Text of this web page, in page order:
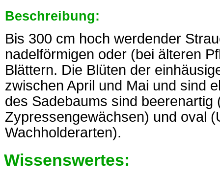
Beschreibung:
Bis 300 cm hoch werdender
nadelförmigen oder (bei älteren
Blättern. Die Blüten der
zwischen April und Mai und sind
des Sadebaums sind
Zypressengewächsen) und oval
Wachholderarten).
Wissenswertes: